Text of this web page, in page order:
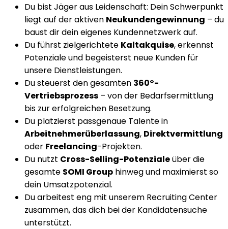
Du bist Jäger aus Leidenschaft: Dein Schwerpunkt
liegt auf der aktiven Neukundengewinnung – du
baust dir dein eigenes Kundennetzwerk auf.
Du führst zielgerichtete Kaltakquise, erkennst
Potenziale und begeisterst neue Kunden für
unsere Dienstleistungen.
Du steuerst den gesamten 360°-
Vertriebsprozess – von der Bedarfsermittlung
bis zur erfolgreichen Besetzung.
Du platzierst passgenaue Talente in
Arbeitnehmerüberlassung, Direktvermittlung
oder Freelancing-Projekten.
Du nutzt Cross-Selling-Potenzialeüber die
gesamte SOMI Group hinweg und maximierst so
dein Umsatzpotenzial.
Du arbeitest eng mit unserem Recruiting Center
zusammen, das dich bei der Kandidatensuche
unterstützt.